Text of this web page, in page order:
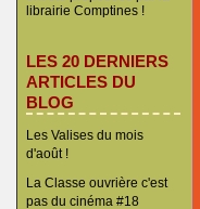
librairie Comptines !
LES 20 DERNIERS
ARTICLES DU
BLOG
Les Valises du mois
d'août !
La Classe ouvrière c'est
pas du cinéma #18